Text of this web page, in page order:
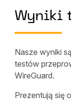
Wyniki
Nasze wyniki
testów
WireGuard.
Prezentują się